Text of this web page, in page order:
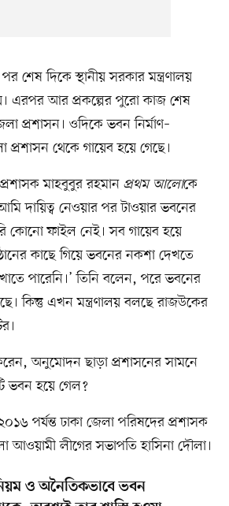
দিকে স্থানীয় সরকার মন্ত্রণালয়
এরপর আর প্রকল্পের পুরো কাজ শেষ
প্রশাসন। ওদিকে ভবন নির্মাণ–
প্রশাসন থেকে গায়েব হয়ে গেছে।
মাহবুবুর রহমান প্রথম আলোকে
দায়িত্ব নেওয়ার পর টাওয়ার ভবনের
কোনো ফাইল নেই। সব গায়েব হয়ে
কাছে গিয়ে ভবনের নকশা দেখতে
পারেনি।’ তিনি বলেন, পরে ভবনের
কিন্তু এখন মন্ত্রণালয় বলছে রাজউকের
অনুমোদন ছাড়া প্রশাসনের সামনে
ভবন হয়ে গেল?
পর্যন্ত ঢাকা জেলা পরিষদের প্রশাসক
আওয়ামী লীগের সভাপতি হাসিনা দৌলা।
ও অনৈতিকভাবে ভবন